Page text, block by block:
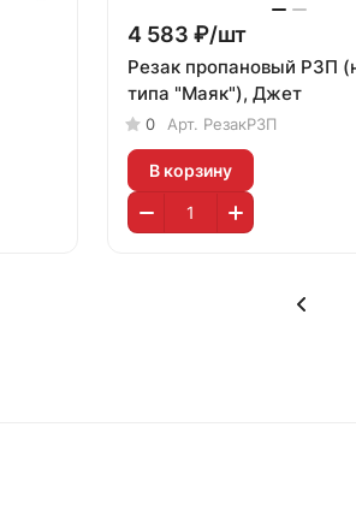
4 583 ₽/шт
Резак пропановый Р3П
типа "Маяк"), Джет
0 Арт. РезакРЗП
В корзину